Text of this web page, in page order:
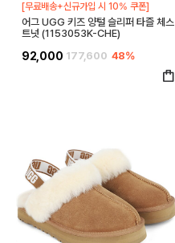
[무료배송+신규가입 시 10% 쿠폰]
어그 UGG 키즈 양털 슬리퍼 타즐 체스
트넛 (1153053K-CHE)
92,000 177,600 48%